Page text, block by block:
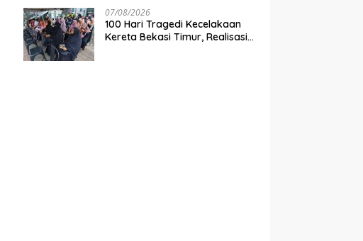
Perbaikan Sistem Keselamatan
Lebih Dulu
07/08/2026
100 Hari Tragedi Kecelakaan
Kereta Bekasi Timur, Realisasi